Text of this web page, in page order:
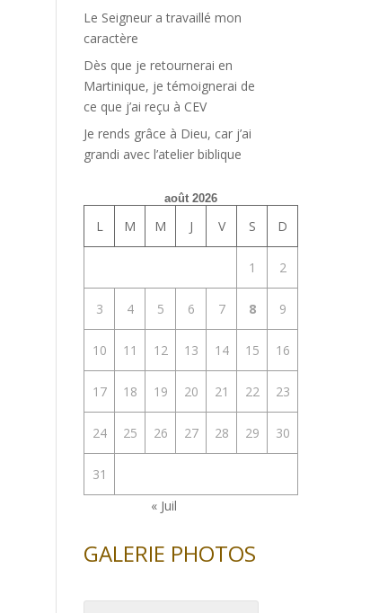
Le Seigneur a travaillé mon
caractère
Dès que je retournerai en
Martinique, je témoignerai de
ce que j’ai reçu à CEV
Je rends grâce à Dieu, car j’ai
grandi avec l’atelier biblique
août 2026
L M M J V S D
1 2
3 4 5 6 7 8 9
10 11 12 13 14 15 16
17 18 19 20 21 22 23
24 25 26 27 28 29 30
31
« Juil
GALERIE PHOTOS